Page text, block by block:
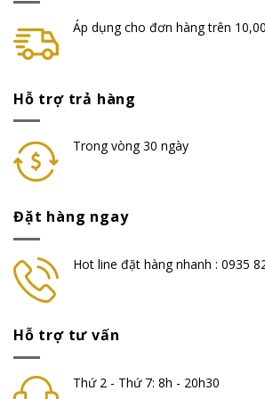
Áp dụng cho đơn hàng trên
Hỗ trợ trả hàng
Trong vòng 30 ngày
Đặt hàng ngay
Hot line đặt hàng nhanh : 0935
Hỗ trợ tư vấn
Thứ 2 - Thứ 7: 8h - 20h30